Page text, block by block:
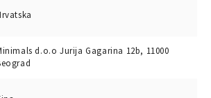
d.o.o Jurija Gagarina 12b, 11000